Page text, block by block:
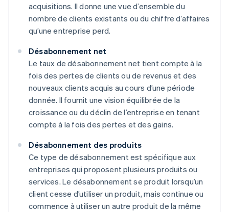
acquisitions. Il donne une vue d’ensemble du
nombre de clients existants ou du chiffre d’affaires
qu’une entreprise perd.
Désabonnement net
Le taux de désabonnement net tient compte à la
fois des pertes de clients ou de revenus et des
nouveaux clients acquis au cours d’une période
donnée. Il fournit une vision équilibrée de la
croissance ou du déclin de l’entreprise en tenant
compte à la fois des pertes et des gains.
Désabonnement des produits
Ce type de désabonnement est spécifique aux
entreprises qui proposent plusieurs produits ou
services. Le désabonnement se produit lorsqu’un
client cesse d’utiliser un produit, mais continue ou
commence à utiliser un autre produit de la même